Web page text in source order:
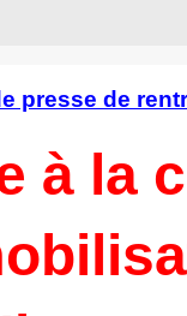
presse de
à la